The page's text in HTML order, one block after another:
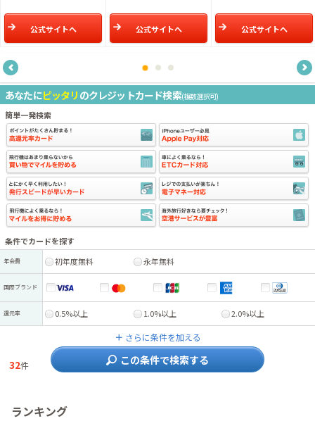
公式サイトへ 公式サイトへ 公式サイトへ
あなたにピッタリ のクレジットカード検索(複数選択可)
簡単一発検索
条件でカードを探す
年会費 初年度無料 永年無料
国際ブランド
還元率 0.5%以上 1.0%以上 2.0%以上
＋ さらに条件を加える
32件 この条件で検索する
ランキング